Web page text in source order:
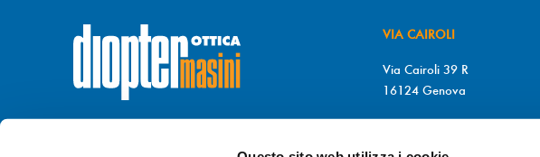
VIA CAIROLI
Via Cairoli 39 R
16124 Genova